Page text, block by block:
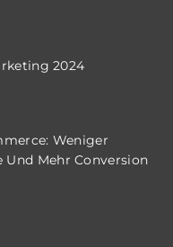
2024
Weniger
Mehr Conversion